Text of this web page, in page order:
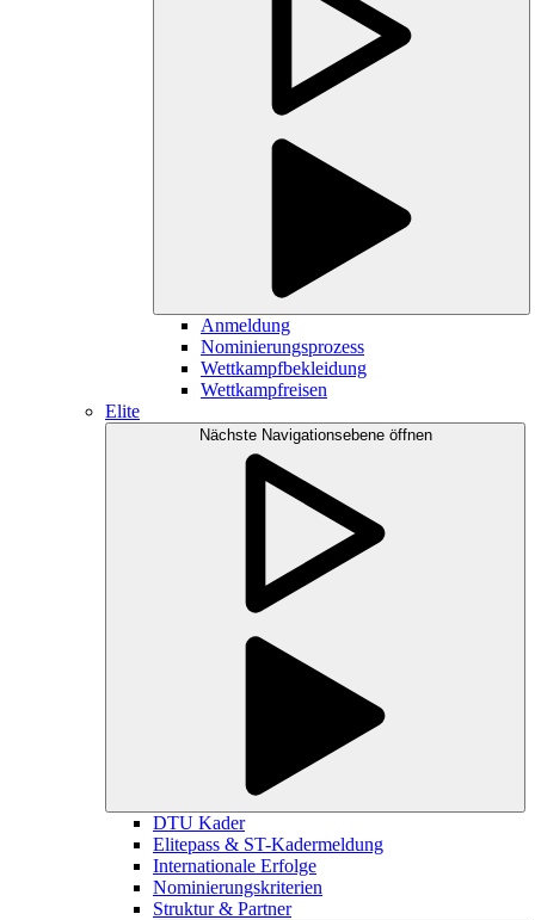
Anmeldung
Nominierungsprozess
Wettkampfbekleidung
Wettkampfreisen
Elite
Nächste Navigationsebene öffnen
DTU Kader
Elitepass & ST-Kadermeldung
Internationale Erfolge
Nominierungskriterien
Struktur & Partner